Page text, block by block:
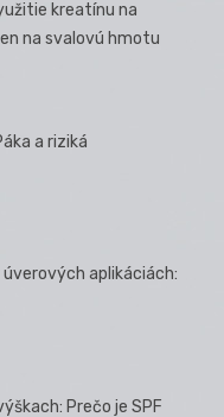
kreatínu na
na svalovú hmotu
a riziká
aplikáciách:
Prečo je SPF